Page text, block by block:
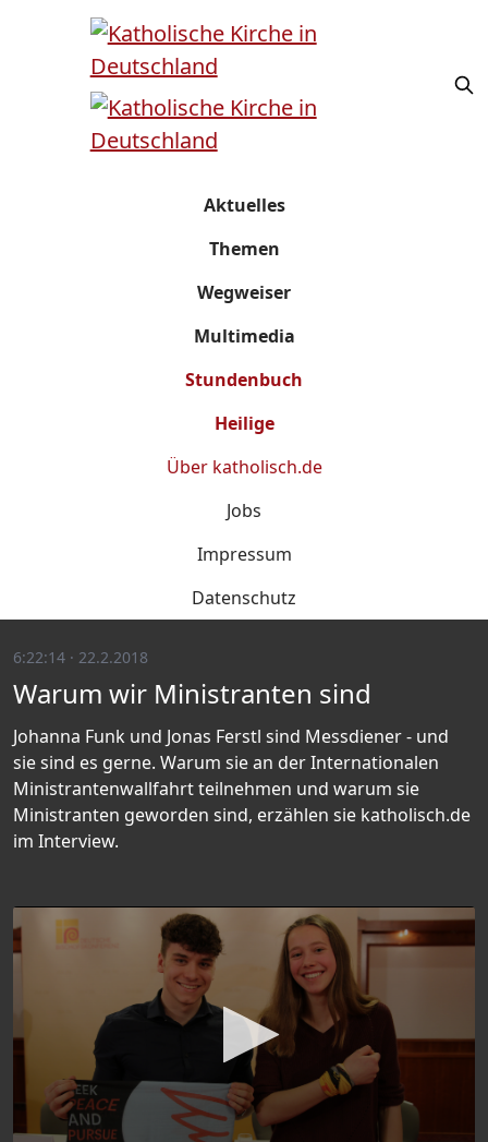
Aktuelles
Themen
Wegweiser
Multimedia
Stundenbuch
Heilige
Über katholisch.de
Jobs
Impressum
Datenschutz
6:22:14 · 22.2.2018
Warum wir Ministranten sind
Johanna Funk und Jonas Ferstl sind Messdiener - und
sie sind es gerne. Warum sie an der Internationalen
Ministrantenwallfahrt teilnehmen und warum sie
Ministranten geworden sind, erzählen sie katholisch.de
im Interview.